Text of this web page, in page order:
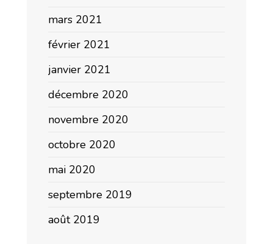
mars 2021
février 2021
janvier 2021
décembre 2020
novembre 2020
octobre 2020
mai 2020
septembre 2019
août 2019